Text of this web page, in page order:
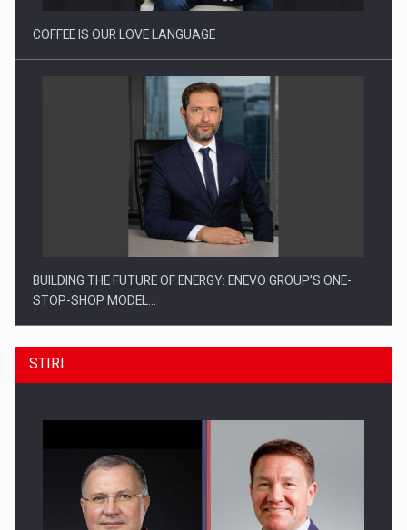
COFFEE IS OUR LOVE LANGUAGE
BUILDING THE FUTURE OF ENERGY: ENEVO GROUP’S ONE-
STOP-SHOP MODEL…
STIRI